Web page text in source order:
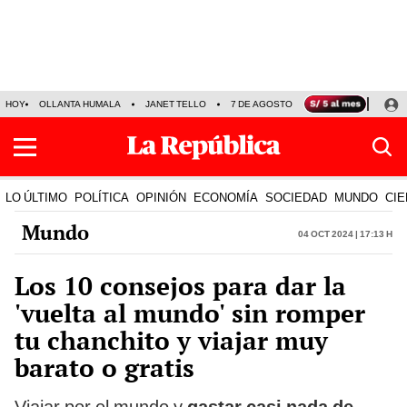
HOY OLLANTA HUMALA JANET TELLO 7 DE AGOSTO TINKA RESULTADOS
LO ÚLTIMO POLÍTICA OPINIÓN ECONOMÍA SOCIEDAD MUNDO
Mundo 04 Oct 2024 | 17:13 h
Los 10 consejos para dar la
'vuelta al mundo' sin romper
tu chanchito y viajar muy
barato o gratis